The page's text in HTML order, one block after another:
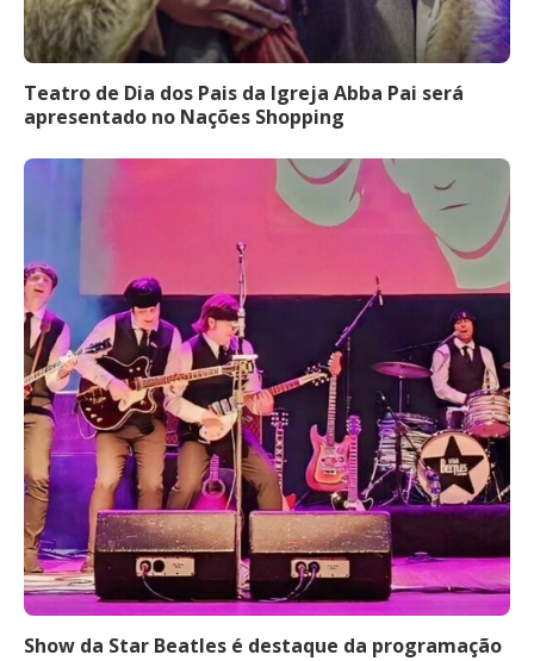
Teatro de Dia dos Pais da Igreja Abba Pai será
apresentado no Nações Shopping
Show da Star Beatles é destaque da programação